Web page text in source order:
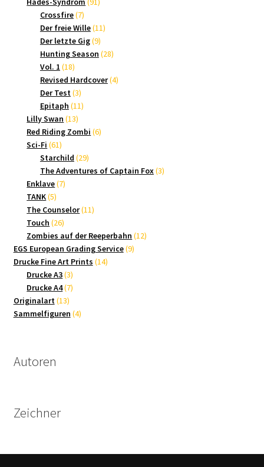
Crossfire 77
Produkte
Der freie Wille 1111
Der letzte Gig 99
Produkte
Hunting Season 2828
Vol. 1 1818
Produkte
Revised Hardcover 44
Der Test 33
Produkte
Epitaph 1111
Lilly Swan 1313
Produkte
Red Riding Zombi 66
Sci-Fi 6161
Produkte
Starchild 2929
Produkte
The Adventures of Captain Fox 33
Enklave 77
TANK 55
Produkte
The Counselor 1111
Touch 2626
Produkte
Zombies auf der Reeperbahn 1212
EGS European Grading Service 99
Drucke Fine Art Prints 1414
Drucke A3 33
Produkte
Drucke A4 77
Originalart 1313
Produkte
Sammelfiguren 44
Autoren
Zeichner